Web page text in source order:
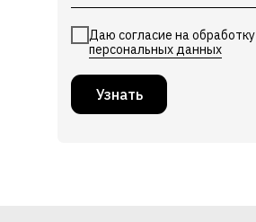
Даю согласие на
персональных данных
Узнать